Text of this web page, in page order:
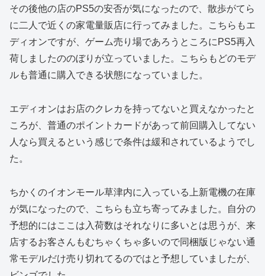
その後他の店のPS5の安否が気になったので、散歩がてら
に二人で近くの家電量販店に行ってみました。こちらもエ
ディオンですが、ゲーム売り場であろうところにPS5再入
荷しましたののぼりが立っていました。こちらもどのモデ
ルも普通に購入できる状態になっていました。
エディオンはお店のクレカを持ってないと買えなかったと
ころが、普通のポイントカードがあって前回購入してない
人なら買えるという感じで条件は緩和されているようでし
た。
ちかくのイオンモール草津内に入っている上新電機の在庫
が気になったので、こちらも立ち寄ってみました。自分の
予想的にはここは入荷数はそれなりに多いとは思うが、来
店するお客さんもむちゃくちゃ多いので同梱版じゃない通
常モデルだけ売り切れてるのではと予想していましたが、